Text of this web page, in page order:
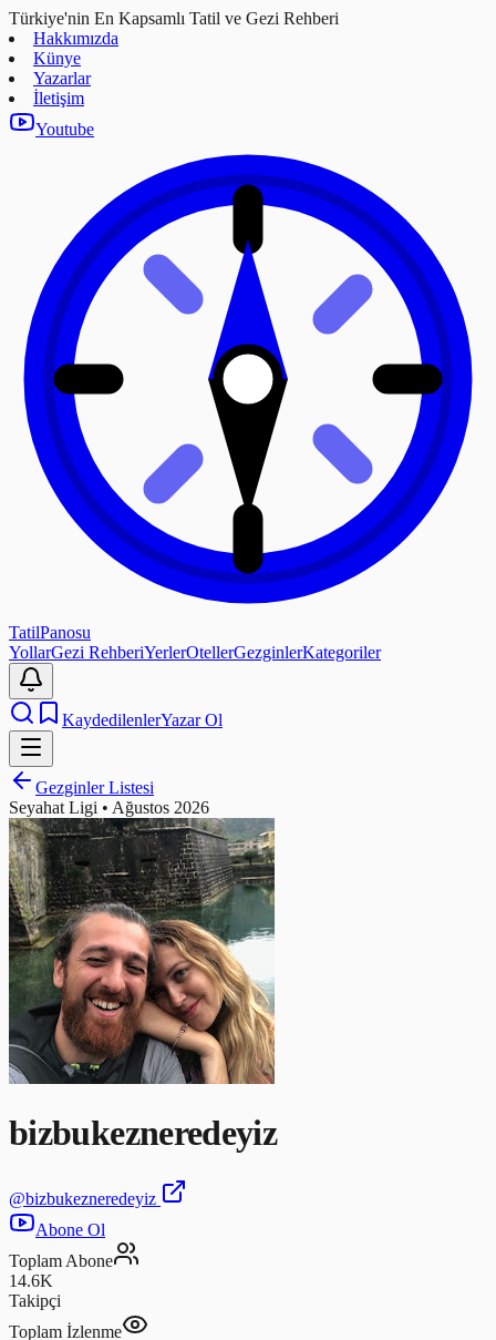
Türkiye'nin En Kapsamlı Tatil ve Gezi Rehberi
Hakkımızda
Künye
Yazarlar
İletişim
Youtube
TatilPanosu
YollarGezi RehberiYerlerOtellerGezginlerKategoriler
KaydedilenlerYazar Ol
Gezginler Listesi
Seyahat Ligi • Ağustos 2026
bizbukezneredeyiz
@bizbukezneredeyiz
Abone Ol
Toplam Abone
14.6K
Takipçi
Toplam İzlenme